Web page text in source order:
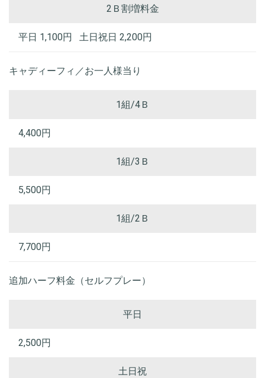
2Ｂ割増料金
平日 1,100円 土日祝日 2,200円
キャディーフィ／お一人様当り
1組/4Ｂ
4,400円
1組/3Ｂ
5,500円
1組/2Ｂ
7,700円
追加ハーフ料金（セルフプレー）
平日
2,500円
土日祝